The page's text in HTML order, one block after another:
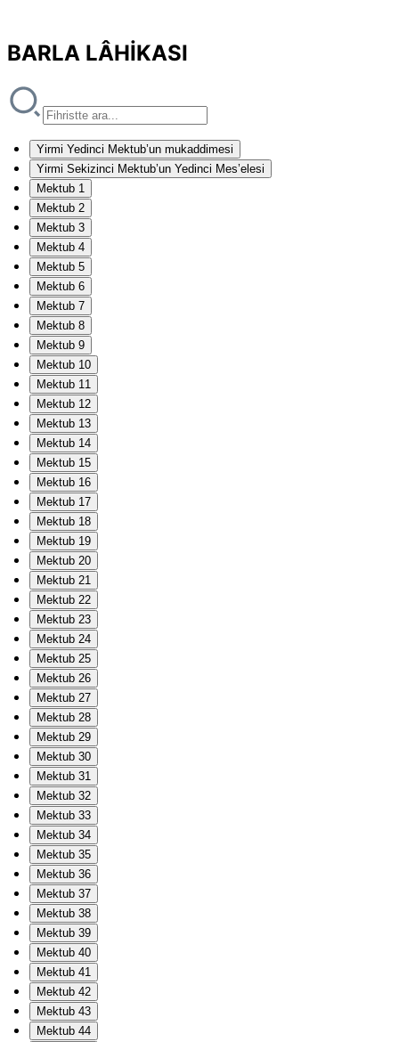
BARLA LÂHİKASI
Yirmi Yedinci Mektub’un mukaddimesi
Yirmi Sekizinci Mektub’un Yedinci Mes’elesi
Mektub 1
Mektub 2
Mektub 3
Mektub 4
Mektub 5
Mektub 6
Mektub 7
Mektub 8
Mektub 9
Mektub 10
Mektub 11
Mektub 12
Mektub 13
Mektub 14
Mektub 15
Mektub 16
Mektub 17
Mektub 18
Mektub 19
Mektub 20
Mektub 21
Mektub 22
Mektub 23
Mektub 24
Mektub 25
Mektub 26
Mektub 27
Mektub 28
Mektub 29
Mektub 30
Mektub 31
Mektub 32
Mektub 33
Mektub 34
Mektub 35
Mektub 36
Mektub 37
Mektub 38
Mektub 39
Mektub 40
Mektub 41
Mektub 42
Mektub 43
Mektub 44